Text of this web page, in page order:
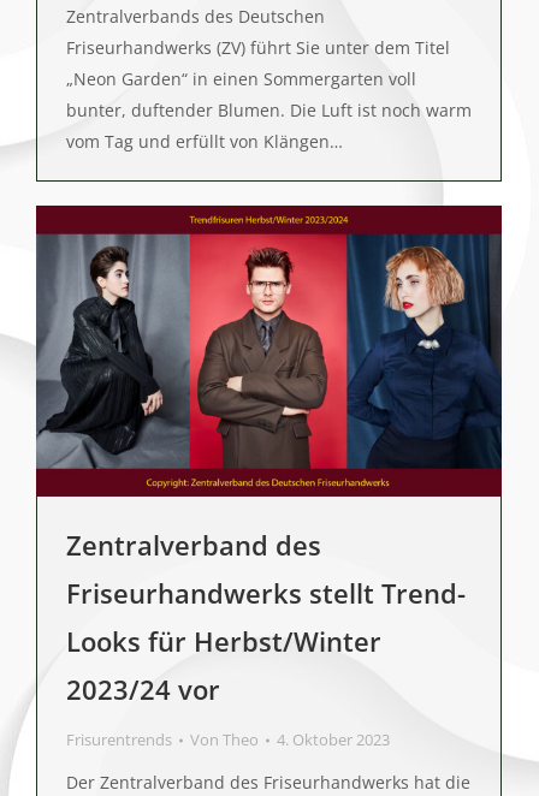
Zentralverbands des Deutschen
Friseurhandwerks (ZV) führt Sie unter dem Titel
„Neon Garden“ in einen Sommergarten voll
bunter, duftender Blumen. Die Luft ist noch warm
vom Tag und erfüllt von Klängen…
Zentralverband des
Friseurhandwerks stellt Trend-
Looks für Herbst/Winter
2023/24 vor
Frisurentrends Von Theo 4. Oktober 2023
Der Zentralverband des Friseurhandwerks hat die